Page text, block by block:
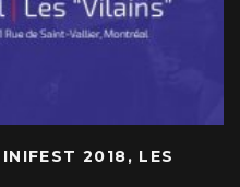
2018, LES